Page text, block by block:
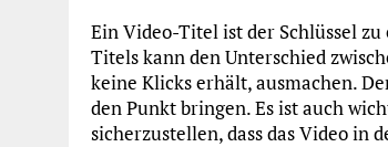
Ein Video-Titel ist der Schlüssel
Titels kann den Unterschied
keine Klicks erhält, ausmachen.
den Punkt bringen. Es ist auch
sicherzustellen, dass das Video in